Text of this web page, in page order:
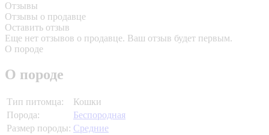
Отзывы
Отзывы о продавце
Оставить отзыв
Еще нет отзывов о продавце. Ваш отзыв будет первым.
О породе
О породе
Тип питомца:
Кошки
Порода:
Беспородная
Размер породы: Средние